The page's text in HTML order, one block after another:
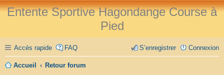
Entente Sportive Hagondange Course à
Pied
Accès rapide FAQ Connexion
S’enregistrer
Accueil Retour forum